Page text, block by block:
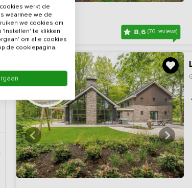
8,6(76 reviews)
werkt de
waarmee we de
we cookies om
te klikken
om alle cookies
de cookiepagina.